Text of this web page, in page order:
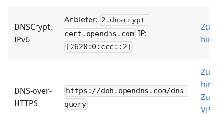
DNSCrypt,
IPv6
Anbieter: 2.dnscrypt-
cert.opendns.com IP:
[2620:0:ccc::2]
Zu
DNS-over-
HTTPS
https://doh.opendns.com/dns-
query
Zu
Zu
VPN